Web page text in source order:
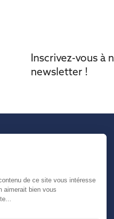
Inscrivez-vous à
newsletter !